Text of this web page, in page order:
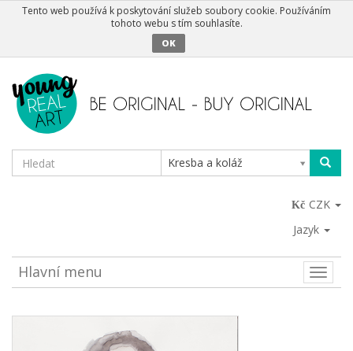
Tento web používá k poskytování služeb soubory cookie. Používáním
tohoto webu s tím souhlasíte.
OK
Kresba a koláž
CZK
Jazyk
Toggle
Hlavní menu